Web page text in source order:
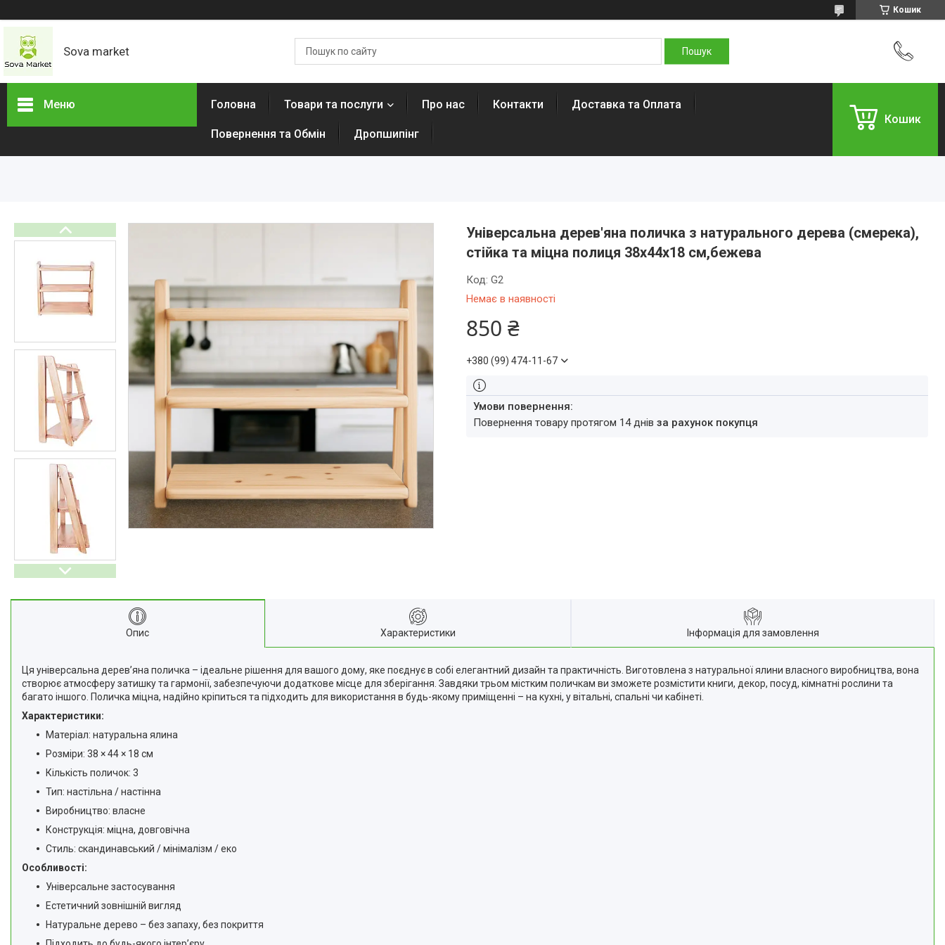
Кошик
Sova market
Меню
Підвіски
Товари для дому
Тактичний одяг
Ліхтарі
Ортопедичні товари
Бусини та фурнітура
Сумки та аксесуари
Товари для дому з дерева
Спортивний інвентар та
аксесуари
Товари для свят
Автомобільні аксесуари
Дерев'яні рейці
Футляри і органайзери для
ювелірних виробів
Ліхтарі
Товари для дому
Доставка та оплата
Повернення та Обмін
Головна Товари та послуги Про нас Контакти Доставка та Оплата
Повернення та Обмін Дропшипінг
Кошик
Універсальна дерев'яна поличка з натурального дерева (смерека),
стійка та міцна полиця 38х44х18 см,бежева
Немає в наявності
Код: G2
850 ₴
+380 (99) 474-11-67
повернення товару протягом 14 днів за рахунок покупця
Опис Характеристики Інформація для замовлення
Ця універсальна дерев’яна поличка – ідеальне рішення для вашого дому, яке поєднує в собі елегантний дизайн та практичність. Виготовлена з натуральної ялини власного виробництва, вона
створює атмосферу затишку та гармонії, забезпечуючи додаткове місце для зберігання. Завдяки трьом містким поличкам ви зможете розмістити книги, декор, посуд, кімнатні рослини та
багато іншого. Поличка міцна, надійно кріпиться та підходить для використання в будь-якому приміщенні – на кухні, у вітальні, спальні чи кабінеті.
Характеристики:
Матеріал: натуральна ялина
Розміри: 38 × 44 × 18 см
Кількість поличок: 3
Тип: настільна / настінна
Виробництво: власне
Конструкція: міцна, довговічна
Стиль: скандинавський / мінімалізм / еко
Особливості:
Універсальне застосування
Естетичний зовнішній вигляд
Натуральне дерево – без запаху, без покриття